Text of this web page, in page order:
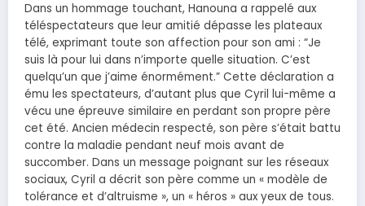
Dans un hommage touchant, Hanouna a rappelé aux
téléspectateurs que leur amitié dépasse les plateaux
télé, exprimant toute son affection pour son ami : “Je
suis là pour lui dans n’importe quelle situation. C’est
quelqu’un que j’aime énormément.” Cette déclaration a
ému les spectateurs, d’autant plus que Cyril lui-même a
vécu une épreuve similaire en perdant son propre père
cet été. Ancien médecin respecté, son père s’était battu
contre la maladie pendant neuf mois avant de
succomber. Dans un message poignant sur les réseaux
sociaux, Cyril a décrit son père comme un « modèle de
tolérance et d’altruisme », un « héros » aux yeux de tous.